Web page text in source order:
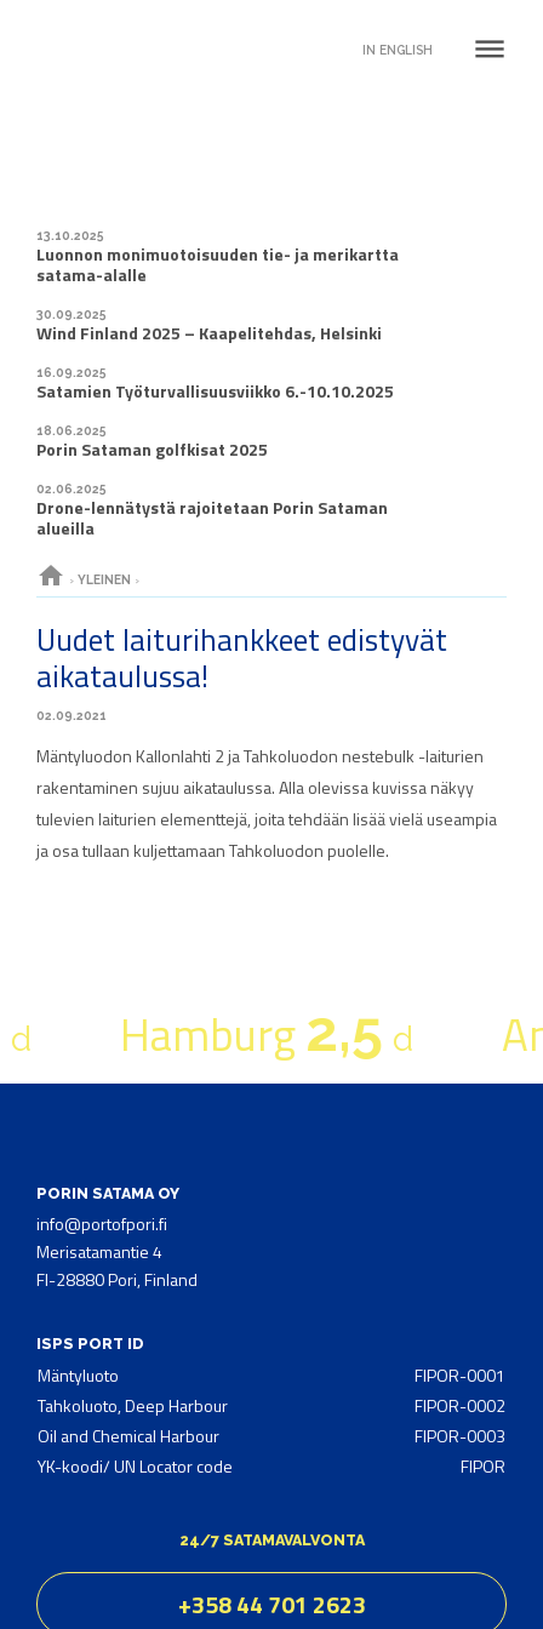
IN ENGLISH dehaze
13.10.2025
Luonnon monimuotoisuuden tie- ja merikartta
satama-alalle
30.09.2025
Wind Finland 2025 – Kaapelitehdas, Helsinki
16.09.2025
Satamien Työturvallisuusviikko 6.-10.10.2025
18.06.2025
Porin Sataman golfkisat 2025
02.06.2025
Drone-lennätystä rajoitetaan Porin Sataman
alueilla
home › YLEINEN ›
Uudet laiturihankkeet edistyvät
aikataulussa!
02.09.2021
Mäntyluodon Kallonlahti 2 ja Tahkoluodon nestebulk -laiturien
rakentaminen sujuu aikataulussa. Alla olevissa kuvissa näkyy
tulevien laiturien elementtejä, joita tehdään lisää vielä useampia
ja osa tullaan kuljettamaan Tahkoluodon puolelle.
d Hamburg2,5 d
PORIN SATAMA OY
info@portofpori.fi
Merisatamantie 4
FI-28880 Pori, Finland
ISPS PORT ID
Mäntyluoto
FIPOR-0001
Tahkoluoto, Deep Harbour
FIPOR-0002
Oil and Chemical Harbour
FIPOR-0003
YK-koodi/ UN Locator code
FIPOR
24/7 SATAMAVALVONTA
+358 44 701 2623